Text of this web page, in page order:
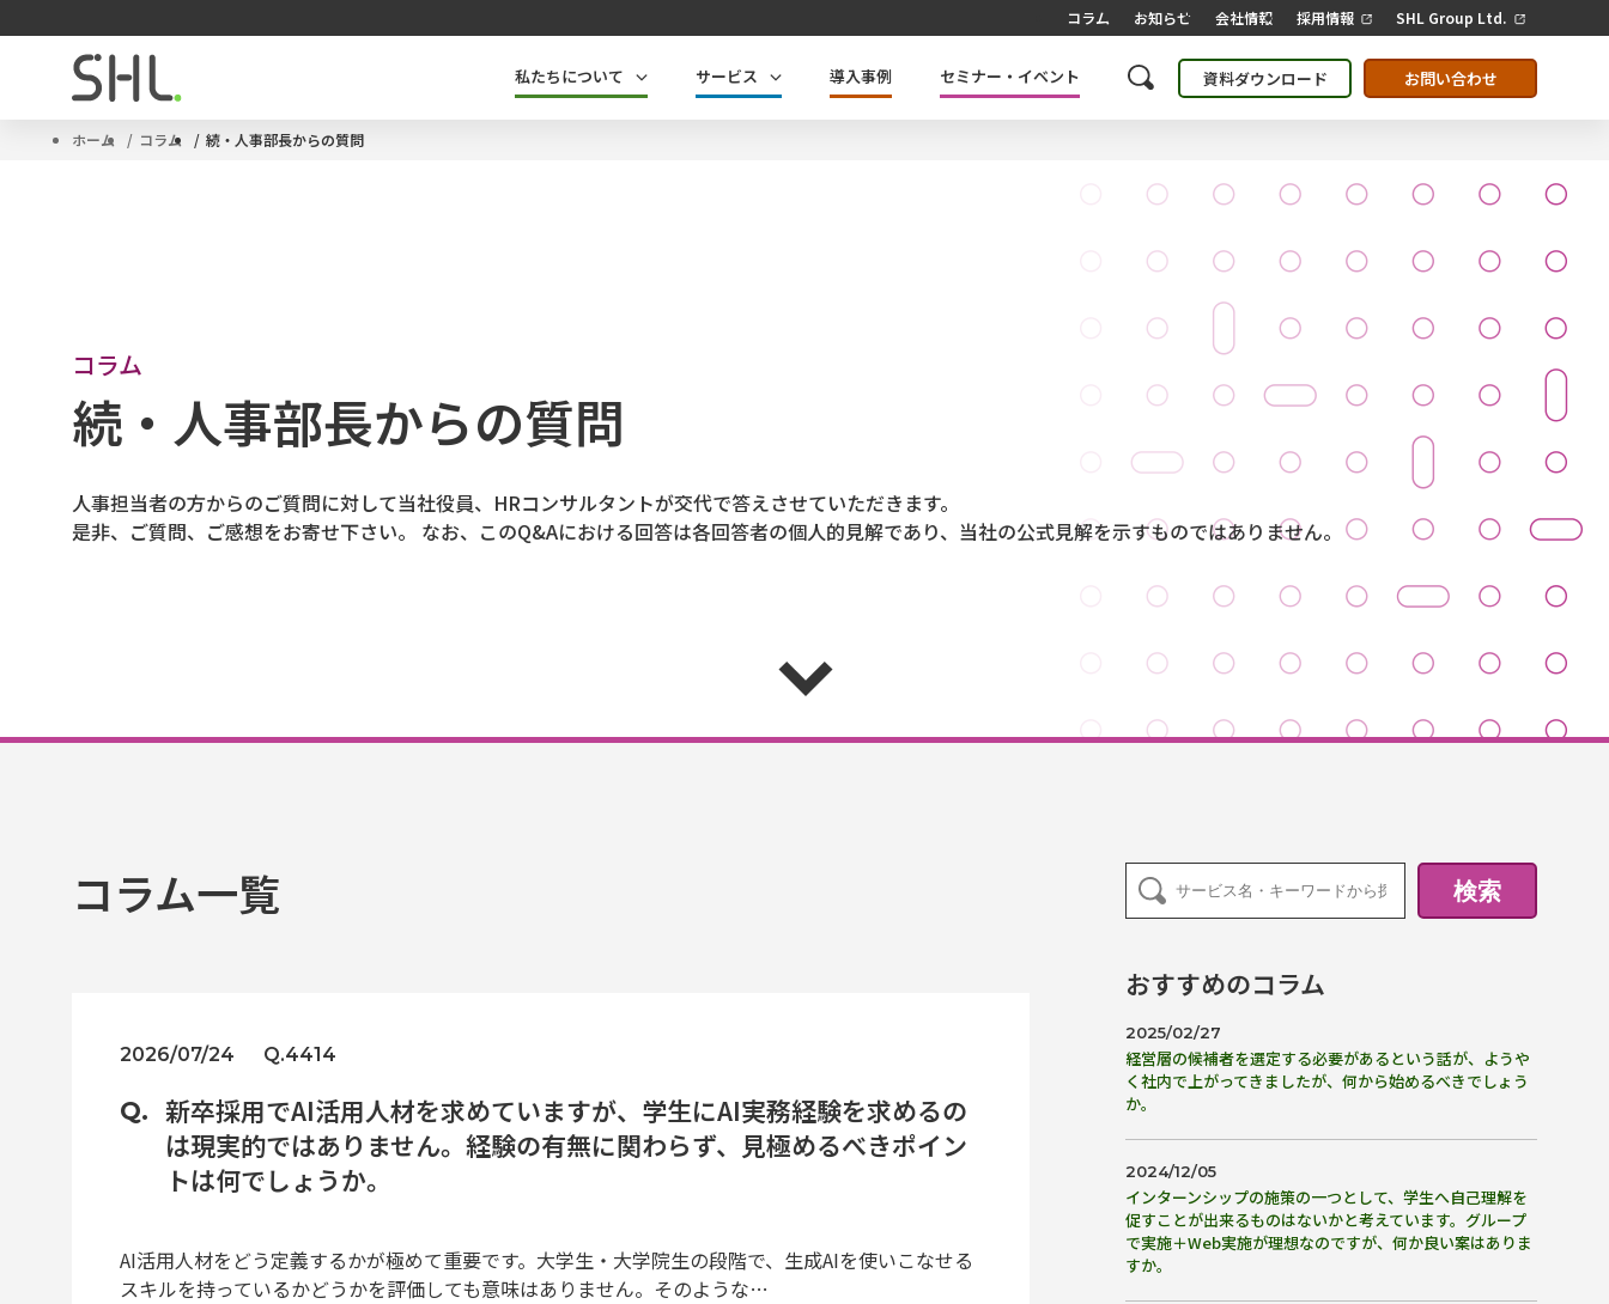
コラム お知らせ 会社情報 採用情報 SHL Group Ltd.
私たちについて サービス 導入事例 セミナー・イベント 資料ダウンロード お問い合わせ
ホーム コラム 続・人事部長からの質問
コラム
続・人事部長からの質問
人事担当者の方からのご質問に対して当社役員、HRコンサルタントが交代で答えさせていただきます。
是非、ご質問、ご感想をお寄せ下さい。 なお、このQ&Aにおける回答は各回答者の個人的見解であり、当社の公式見解を示すものではありません。
コラム一覧
2026/07/24 Q.4414
新卒採用でAI活用人材を求めていますが、学生にAI実務経験を求めるの
は現実的ではありません。経験の有無に関わらず、見極めるべきポイン
トは何でしょうか。
AI活用人材をどう定義するかが極めて重要です。大学生・大学院生の段階で、生成AIを使いこなせる
スキルを持っているかどうかを評価しても意味はありません。そのような…
検索
おすすめのコラム
2025/02/27
経営層の候補者を選定する必要があるという話が、ようや
く社内で上がってきましたが、何から始めるべきでしょう
か。
2024/12/05
インターンシップの施策の一つとして、学生へ自己理解を
促すことが出来るものはないかと考えています。グループ
で実施＋Web実施が理想なのですが、何か良い案はありま
すか。